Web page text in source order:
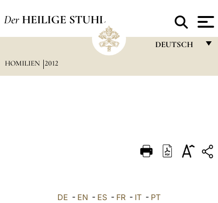
Der HEILIGE STUHL
DEUTSCH
DEUTSCH
العربيّة
HOMILIEN 2012
DE - EN - ES - FR - IT - PT